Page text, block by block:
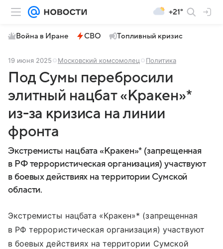
+21°
Война в Иране СВО Топливный кризис
19 июня 2025 Московский комсомолец Политика
Под Сумы перебросили
элитный нацбат «Кракен»*
из-за кризиса на линии
фронта
Экстремисты нацбата «Кракен»* (запрещенная
в РФ террористическая организация) участвуют
в боевых действиях на территории Сумской
области.
Экстремисты нацбата «Кракен»* (запрещенная
в РФ террористическая организация) участвуют
в боевых действиях на территории Сумской